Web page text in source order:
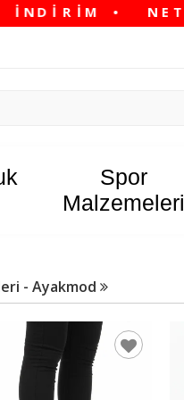
Spor
Malzemeleri
- Ayakmod